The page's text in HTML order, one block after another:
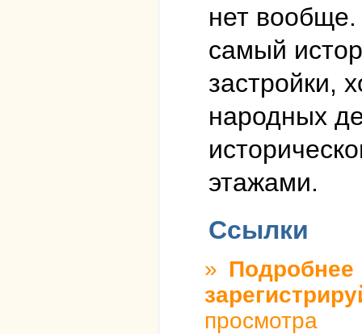
нет
самый
застройки,
народных
этажами.
Ссылки
» Подробнее
просмотра